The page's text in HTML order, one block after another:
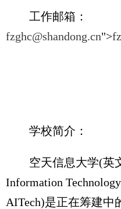
工作邮箱：
fzghc@shandong.cn">
学校简介：
空天信息大学(英文
Information
AITech)是正在筹建中